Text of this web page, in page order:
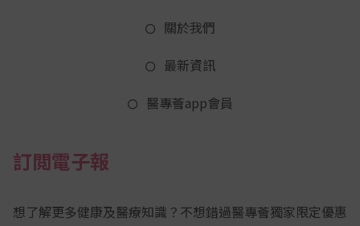
關於我們
最新資訊
醫專薈app會員
訂閲電子報
想了解更多健康及醫療知識？不想錯過醫專薈獨家限定優惠